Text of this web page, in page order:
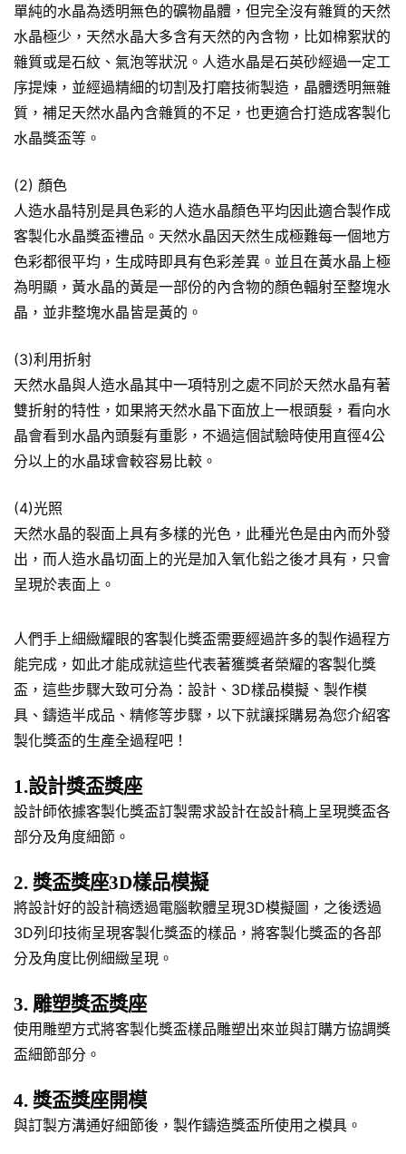
單純的水晶為透明無色的礦物晶體，但完全沒有雜質的天然
水晶極少，天然水晶大多含有天然的內含物，比如棉絮狀的
雜質或是石紋、氣泡等狀況。人造水晶是石英砂經過一定工
序提煉，並經過精細的切割及打磨技術製造，晶體透明無雜
質，補足天然水晶內含雜質的不足，也更適合打造成客製化
水晶獎盃等。
(2) 顏色
人造水晶特別是具色彩的人造水晶顏色平均因此適合製作成
客製化水晶獎盃禮品。天然水晶因天然生成極難每一個地方
色彩都很平均，生成時即具有色彩差異。並且在黃水晶上極
為明顯，黃水晶的黃是一部份的內含物的顏色輻射至整塊水
晶，並非整塊水晶皆是黃的。
(3)利用折射
天然水晶與人造水晶其中一項特別之處不同於天然水晶有著
雙折射的特性，如果將天然水晶下面放上一根頭髮，看向水
晶會看到水晶內頭髮有重影，不過這個試驗時使用直徑4公
分以上的水晶球會較容易比較。
(4)光照
天然水晶的裂面上具有多樣的光色，此種光色是由內而外發
出，而人造水晶切面上的光是加入氧化鉛之後才具有，只會
呈現於表面上。
人們手上細緻耀眼的客製化獎盃需要經過許多的製作過程方
能完成，如此才能成就這些代表著獲獎者榮耀的客製化獎
盃，這些步驟大致可分為：設計、3D樣品模擬、製作模
具、鑄造半成品、精修等步驟，以下就讓採購易為您介紹客
製化獎盃的生產全過程吧！
1.設計獎盃獎座
設計師依據客製化獎盃訂製需求設計在設計稿上呈現獎盃各
部分及角度細節。
2. 獎盃獎座3D樣品模擬
將設計好的設計稿透過電腦軟體呈現3D模擬圖，之後透過
3D列印技術呈現客製化獎盃的樣品，將客製化獎盃的各部
分及角度比例細緻呈現。
3. 雕塑獎盃獎座
使用雕塑方式將客製化獎盃樣品雕塑出來並與訂購方協調獎
盃細節部分。
4. 獎盃獎座開模
與訂製方溝通好細節後，製作鑄造獎盃所使用之模具。